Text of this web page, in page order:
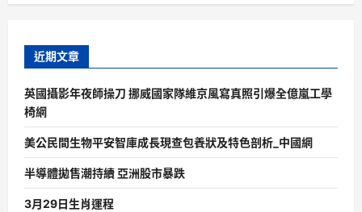
近期文章
英國攝影年夜師操刀 挪威國家隊維京風寫真照引爆全億嵐工學
椅網
美公民間生物平安智庫成長現查包養狀及特色剖析_中國網
半導體拋售潮持續 亞洲股市暴跌
3月29日生肖運程